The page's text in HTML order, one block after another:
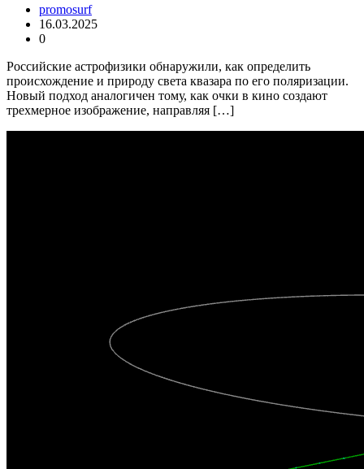
promosurf
16.03.2025
0
Российские астрофизики обнаружили, как определить
происхождение и природу света квазара по его поляризации.
Новый подход аналогичен тому, как очки в кино создают
трехмерное изображение, направляя […]